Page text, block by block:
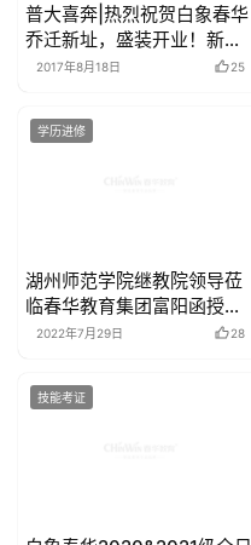
普大喜奔|热烈祝贺白象春华
乔迁新址，盛装开业！新面
貌，新起点，再出发！
2017年8月18日 25
学历进修
湖州师范学院继教院领导莅
临春华教育集团富阳函授站
调研指导
2022年7月29日 28
技能考证